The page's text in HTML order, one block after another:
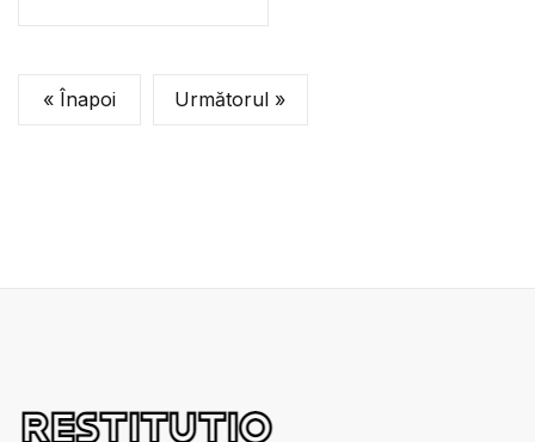
« Înapoi Următorul »